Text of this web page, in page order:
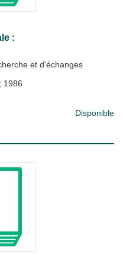
:
et d'échanges
; 1986
Disponible